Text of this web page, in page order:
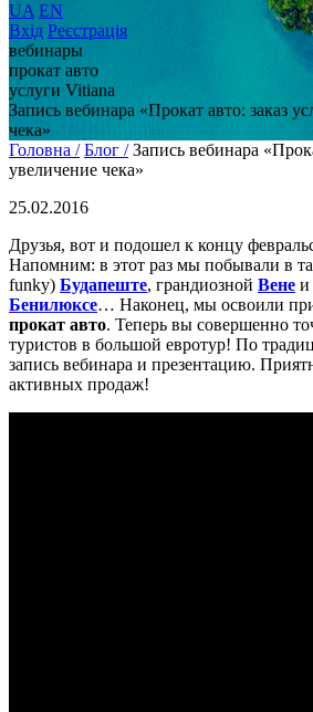
UA EN
Вхід Реєстрація
вебинары
прокат авто
услуги Vitiana
Запись вебинара «Прокат авто: заказ
чека»
Головна / Блог / Запись вебинара
увеличение чека»
25.02.2016
Друзья, вот и подошел к концу
Напомним: в этот раз мы побывали в
funky) Будапеште, грандиозной Вене и
Бенилюксе… Наконец, мы освоили
прокат авто. Теперь вы совершенно
туристов в большой евротур! По
запись вебинара и презентацию.
активных продаж!